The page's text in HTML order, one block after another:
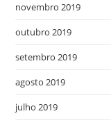
novembro 2019
outubro 2019
setembro 2019
agosto 2019
julho 2019